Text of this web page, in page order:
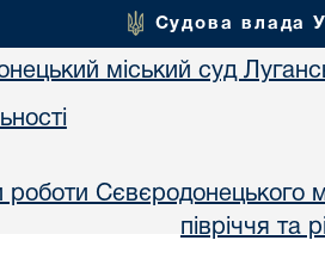
Судова влада
міський суд
роботи Сєвєродонецького
півріччя та